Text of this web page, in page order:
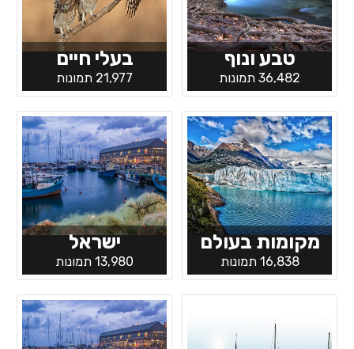
טבע ונוף
36,482 תמונות
בעלי חיים
21,977 תמונות
מקומות בעולם
16,838 תמונות
ישראל
13,980 תמונות